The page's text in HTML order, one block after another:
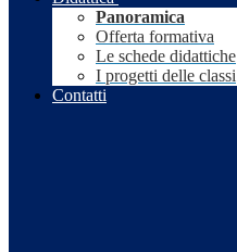
Panoramica
Offerta formativa
Le schede didattiche
I progetti delle classi
Contatti